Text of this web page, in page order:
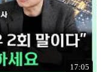
17:05